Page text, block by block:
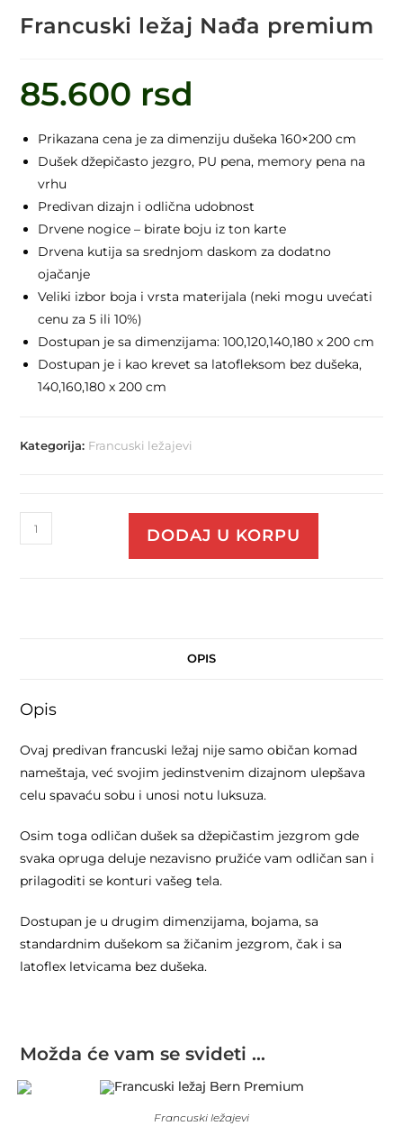
Francuski ležaj Nađa premium
85.600 rsd
Prikazana cena je za dimenziju dušeka 160×200 cm
Dušek džepičasto jezgro, PU pena, memory pena na
vrhu
Predivan dizajn i odlična udobnost
Drvene nogice – birate boju iz ton karte
Drvena kutija sa srednjom daskom za dodatno
ojačanje
Veliki izbor boja i vrsta materijala (neki mogu uvećati
cenu za 5 ili 10%)
Dostupan je sa dimenzijama: 100,120,140,180 x 200 cm
Dostupan je i kao krevet sa latofleksom bez dušeka,
140,160,180 x 200 cm
Kategorija: Francuski ležajevi
Francuski
ležaj
DODAJ U KORPU
OPIS
Opis
Ovaj predivan francuski ležaj nije samo običan komad
nameštaja, već svojim jedinstvenim dizajnom ulepšava
celu spavaću sobu i unosi notu luksuza.
Osim toga odličan dušek sa džepičastim jezgrom gde
svaka opruga deluje nezavisno pružiće vam odličan san i
prilagoditi se konturi vašeg tela.
Dostupan je u drugim dimenzijama, bojama, sa
standardnim dušekom sa žičanim jezgrom, čak i sa
latoflex letvicama bez dušeka.
Možda će vam se svideti …
Francuski ležajevi